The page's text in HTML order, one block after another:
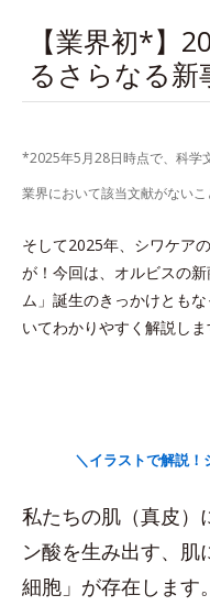
【業界初*】
るさらなる新
*2025年5月28日時点で、科学
業界において該当文献がない
そして2025年、シワケア
が！今回は、オルビスの
ム」誕生のきっかけとも
いてわかりやすく解説しま
＼イラストで解説！
私たちの肌（真皮）
ン酸を生み出す、
細胞」が存在します